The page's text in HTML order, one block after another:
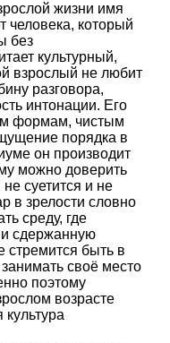
жизни имя
человека, который
без
культурный,
взрослый не любит
разговора,
интонации. Его
формам, чистым
порядка в
он производит
можно доверить
суетится и не
в зрелости словно
среду, где
сдержанную
стремится быть в
своё место
поэтому
возрасте
культура